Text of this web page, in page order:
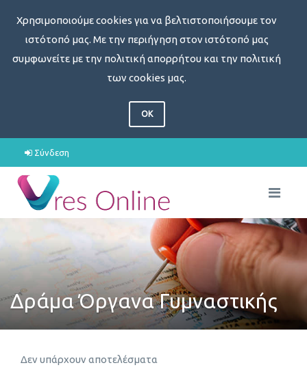
Χρησιμοποιούμε cookies για να βελτιστοποιήσουμε τον
ιστότοπό μας. Με την περιήγηση στον ιστότοπό μας
συμφωνείτε με την πολιτική απορρήτου και την πολιτική
των cookies μας.
OK
Σύνδεση
Δράμα Όργανα Γυμναστικής
Δεν υπάρχουν αποτελέσματα